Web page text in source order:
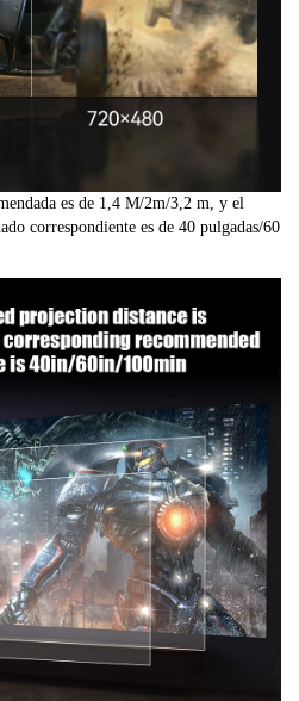
es de 1,4 M/2m/3,2 m, y el
correspondiente es de 40 pulgadas/60